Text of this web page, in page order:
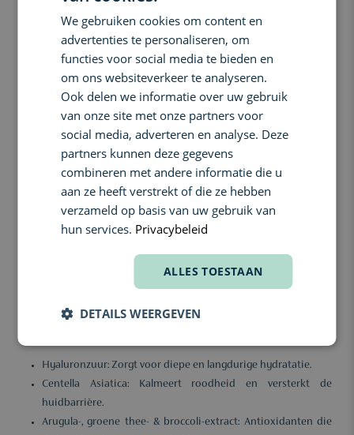
zijdezachte textuur voelt aan als een lichte crème, trekt snel in en
laat geen witte waas achter. Perfect voor dagelijks gebruik, ook
onder make-up.
Wat doet het:
Hoge UVA- en UVB-bescherming met SPF50+ PA++++
Hydrateert en kalmeert de gevoelige huid
Bevat antioxidanten om de huid te beschermen tegen
vroegtijdige huidveroudering
Belangrijkste voordelen:
Bij dagelijks gebruik blijft de huid optimaal beschermd tegen
zonneschade zonder irritatie of uitdroging. De huid voelt
comfortabel, soepel en gehydrateerd aan, met een natuurlijke,
behoefte heeft aan bescherming én verzorging in één stap.
Hyaluronzuur: Zorgt voor diepe en langdurige hydratatie.
Centella Asiatica: Kalmeert roodheid en versterkt de
huidbarrière.
Arugula-, groene thee- & broccoli-extract: Antioxidanten die
We gebruiken cookies om content en
advertenties te personaliseren, om
functies voor social media te bieden en
om ons websiteverkeer te analyseren.
Ook delen we informatie over uw gebruik
van onze site met onze partners voor
social media, adverteren en analyse. Deze
partners kunnen deze gegevens
combineren met andere informatie die u
aan ze heeft verstrekt of die ze hebben
verzameld op basis van uw gebruik van
hun services. Privacybeleid
ALLES TOESTAAN
DETAILS WEERGEVEN